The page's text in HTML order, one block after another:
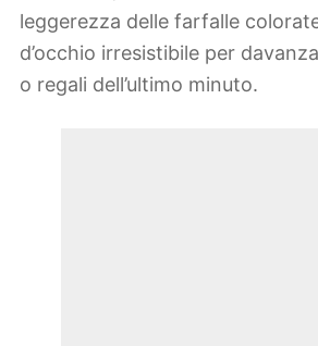
leggerezza delle farfalle
d’occhio irresistibile per
o regali dell’ultimo minuto.